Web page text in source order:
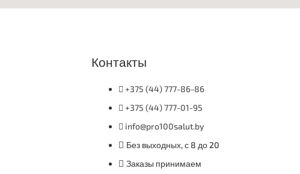
Контакты
+375 (44) 777-86-86
+375 (44) 777-01-95
info@pro100salut.by
Без выходных, с 8 до 20
Заказы принимаем